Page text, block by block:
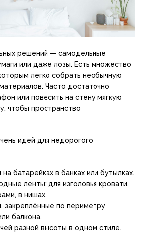
решений — самодельные
или даже лозы. Есть множество
легко собрать необычную
Часто достаточно
или повесить на стену мягкую
чтобы пространство
идей для недорогого
на батарейках в банках или бутылках.
ленты: для изголовья кровати,
в нишах.
закреплённые по периметру
балкона.
разной высоты в одном стиле.